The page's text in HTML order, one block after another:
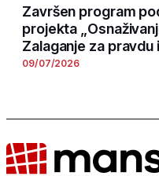
Završen program
projekta
Zalaganje za pravdu
09/07/2026